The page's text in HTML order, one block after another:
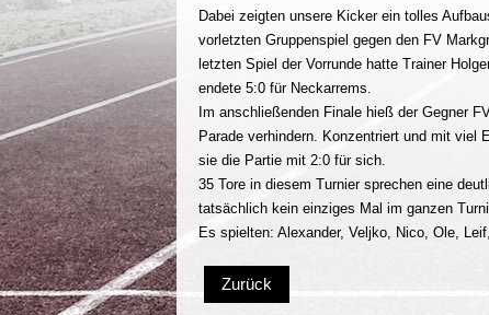
Dabei zeigten unsere Kicker ein tolles
vorletzten Gruppenspiel gegen den FV
letzten Spiel der Vorrunde hatte Trainer
endete 5:0 für Neckarrems.
Im anschließenden Finale hieß der Gegner
Parade verhindern. Konzentriert und mit viel
sie die Partie mit 2:0 für sich.
35 Tore in diesem Turnier sprechen eine
tatsächlich kein einziges Mal im ganzen
Es spielten: Alexander, Veljko, Nico, Ole,
Zurück